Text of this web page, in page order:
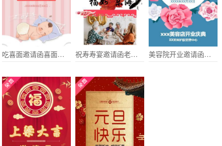
吃喜面邀请函喜面宴邀请函孩子出生10天宴邀请函 祝寿寿宴邀请函老人大寿长辈生日邀请函通用模板 美容院开业邀请函美容院开业宣传邀请函